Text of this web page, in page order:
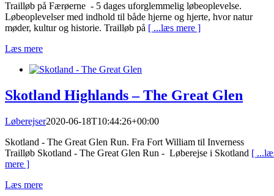
Trailløb på Færøerne - 5 dages uforglemmelig løbeoplevelse.
Løbeoplevelser med indhold til både hjerne og hjerte, hvor natur
møder, kultur og historie. Trailløb på [ ...læs mere ]
Læs mere
Skotland Highlands – The Great Glen
Løberejser2020-06-18T10:44:26+00:00
Skotland - The Great Glen Run. Fra Fort William til Inverness
Trailløb Skotland - The Great Glen Run - Løberejse i Skotland [
mere ]
Læs mere